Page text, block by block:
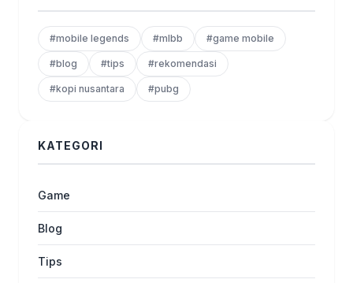
#mobile legends #mlbb #game mobile
#blog #tips #rekomendasi
#kopi nusantara #pubg
KATEGORI
Game
Blog
Tips